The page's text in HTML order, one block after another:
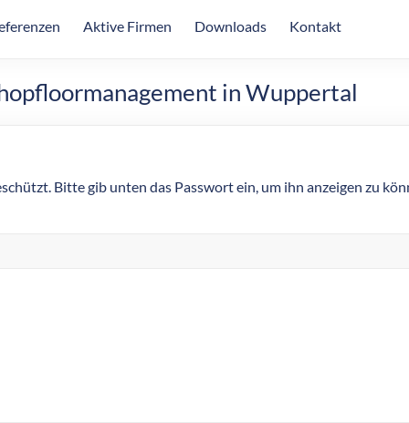
Aktive Firmen Downloads Kontakt
in Wuppertal
Bitte gib unten das Passwort ein, um ihn anzeigen zu